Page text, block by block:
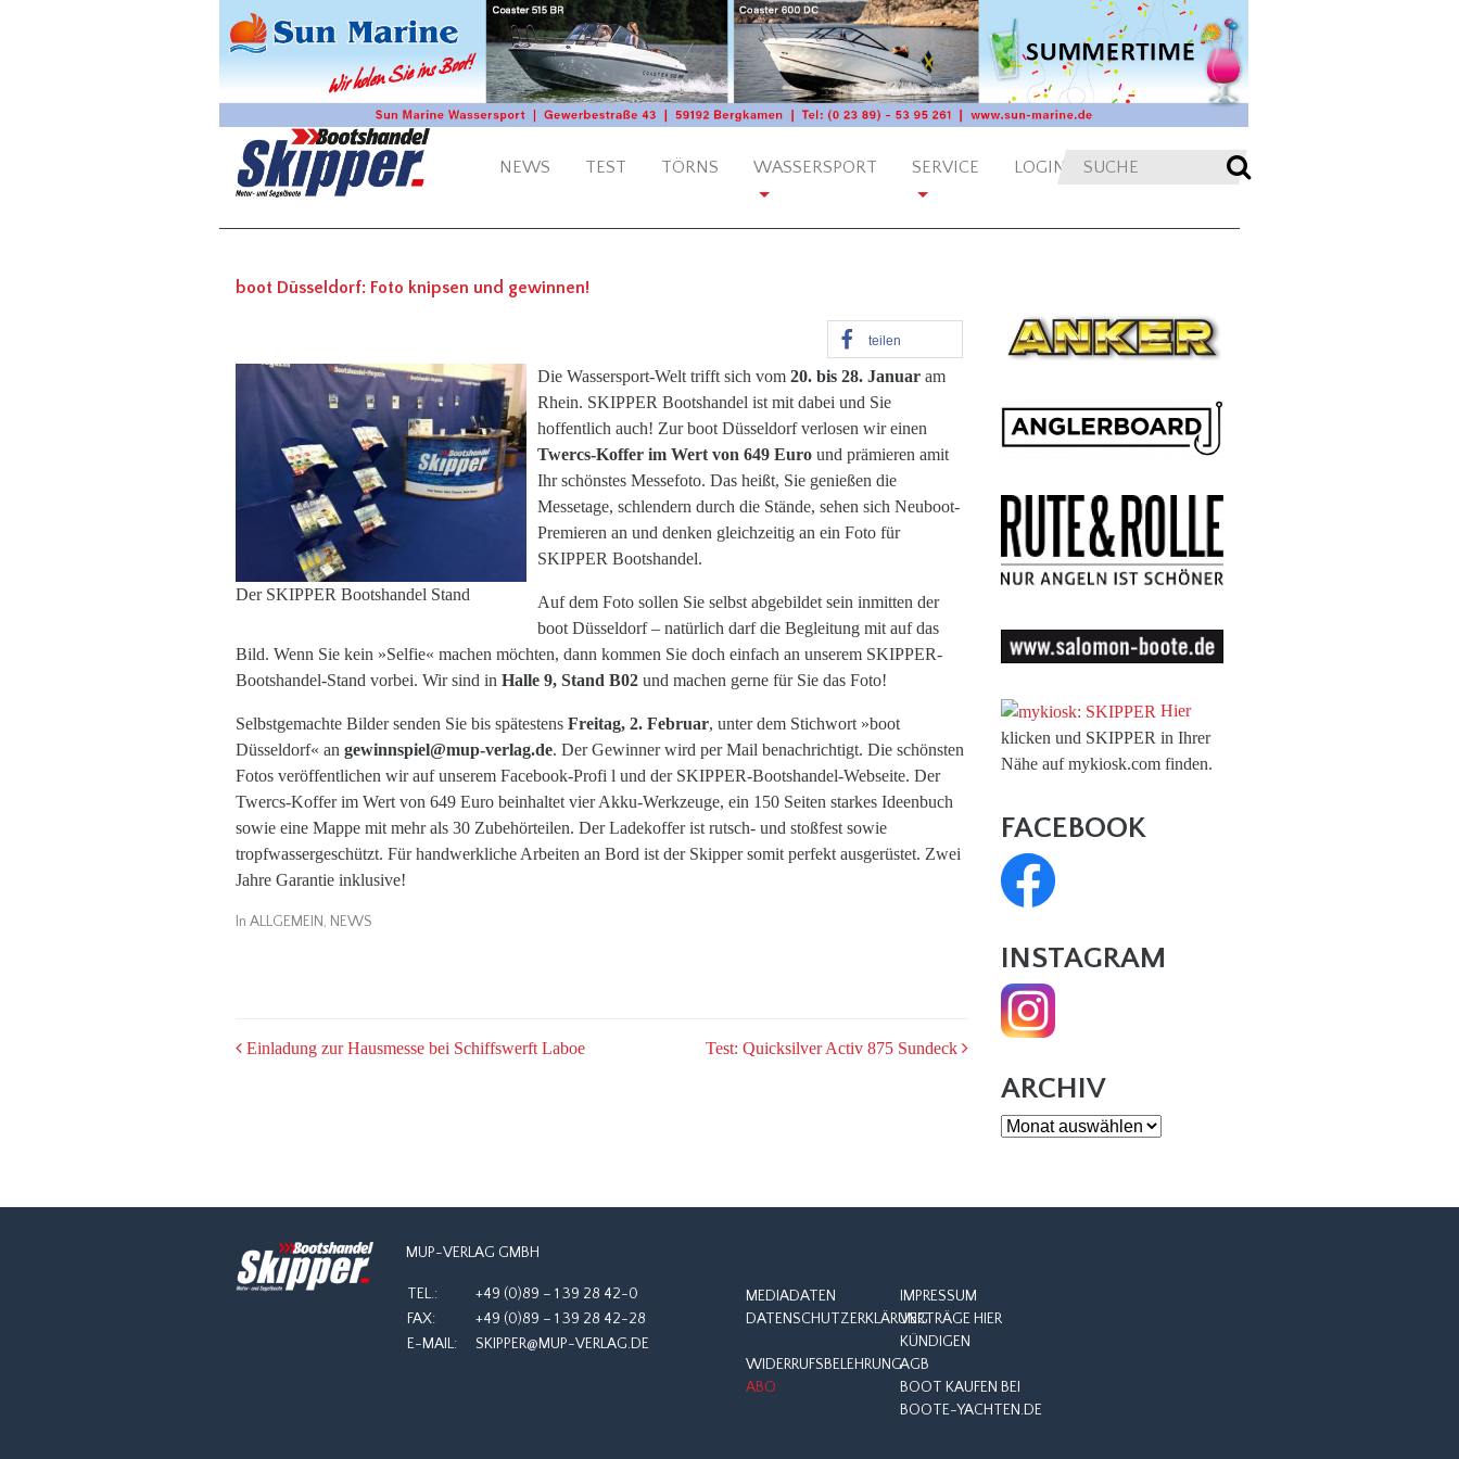
NEWS TEST TÖRNS WASSERSPORT SERVICE LOGIN
boot Düsseldorf: Foto knipsen und gewinnen!
teilen
Der SKIPPER Bootshandel Stand
Die Wassersport-Welt trifft sich vom 20. bis 28. Januar am
Rhein. SKIPPER Bootshandel ist mit dabei und Sie
hoffentlich auch! Zur boot Düsseldorf verlosen wir einen
Twercs-Koffer im Wert von 649 Euro und prämieren amit
Ihr schönstes Messefoto. Das heißt, Sie genießen die
Messetage, schlendern durch die Stände, sehen sich Neuboot-
Premieren an und denken gleichzeitig an ein Foto für
SKIPPER Bootshandel.
Auf dem Foto sollen Sie selbst abgebildet sein inmitten der
boot Düsseldorf – natürlich darf die Begleitung mit auf das
Bild. Wenn Sie kein »Selfie« machen möchten, dann kommen Sie doch einfach an unserem SKIPPER-
Bootshandel-Stand vorbei. Wir sind in Halle 9, Stand B02 und machen gerne für Sie das Foto!
Selbstgemachte Bilder senden Sie bis spätestens Freitag, 2. Februar, unter dem Stichwort »boot
Düsseldorf« an gewinnspiel@mup-verlag.de. Der Gewinner wird per Mail benachrichtigt. Die schönsten
Fotos veröffentlichen wir auf unserem Facebook-Profi l und der SKIPPER-Bootshandel-Webseite. Der
Twercs-Koffer im Wert von 649 Euro beinhaltet vier Akku-Werkzeuge, ein 150 Seiten starkes Ideenbuch
sowie eine Mappe mit mehr als 30 Zubehörteilen. Der Ladekoffer ist rutsch- und stoßfest sowie
tropfwassergeschützt. Für handwerkliche Arbeiten an Bord ist der Skipper somit perfekt ausgerüstet. Zwei
Jahre Garantie inklusive!
In ALLGEMEIN, NEWS
POST
Einladung zur Hausmesse bei Schiffswerft Laboe Test: Quicksilver Activ 875 Sundeck
Hier
klicken und SKIPPER in Ihrer
Nähe auf mykiosk.com finden.
FACEBOOK
INSTAGRAM
ARCHIV
Archiv
MUP-VERLAG GMBH
TEL.:
+49 (0)89 – 1 39 28 42-0
FAX:
+49 (0)89 – 1 39 28 42-28
E-MAIL:
SKIPPER@MUP-VERLAG.DE
MEDIADATEN
IMPRESSUM
DATENSCHUTZERKLÄRUNGVERTRÄGE HIER
KÜNDIGEN
WIDERRUFSBELEHRUNGAGB
ABO
BOOT KAUFEN BEI
BOOTE-YACHTEN.DE